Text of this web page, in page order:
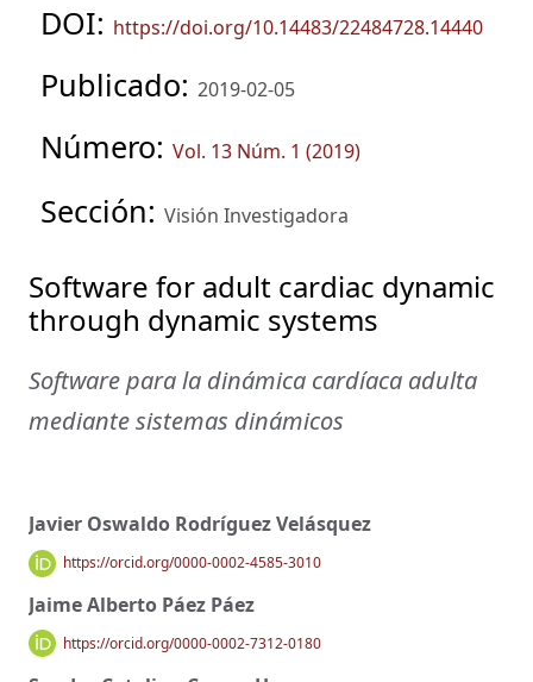
DOI: https://doi.org/10.14483/22484728.14440
Publicado: 2019-02-05
Número: Vol. 13 Núm. 1 (2019)
Sección: Visión Investigadora
Software for adult cardiac dynamic
through dynamic systems
Software para la dinámica cardíaca adulta
mediante sistemas dinámicos
Javier Oswaldo Rodríguez Velásquez
https://orcid.org/0000-0002-4585-3010
Jaime Alberto Páez Páez
https://orcid.org/0000-0002-7312-0180